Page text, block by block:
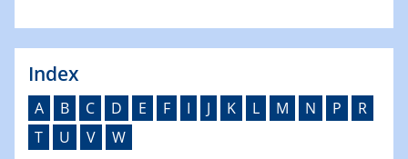
Index
A B C D E F I J K L M N P
R
T
U V W